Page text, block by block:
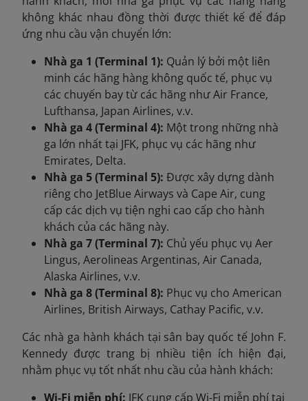
không khác nhau đồng thời được thiết kế để đáp
ứng nhu cầu vận chuyển lớn:
Nhà ga 1 (Terminal 1): Quản lý bởi một liên
minh các hãng hàng không quốc tế, phục vụ
các chuyến bay từ các hãng như Air France,
Lufthansa, Japan Airlines, v.v.
Nhà ga 4 (Terminal 4): Một trong những nhà
ga lớn nhất tại JFK, phục vụ các hãng như
Emirates, Delta.
Nhà ga 5 (Terminal 5): Được xây dựng dành
riêng cho JetBlue Airways và Cape Air, cung
cấp các dịch vụ tiện nghi cao cấp cho hành
khách của các hãng này.
Nhà ga 7 (Terminal 7): Chủ yếu phục vụ Aer
Lingus, Aerolineas Argentinas, Air Canada,
Alaska Airlines, v.v.
Nhà ga 8 (Terminal 8): Phục vụ cho American
Airlines, British Airways, Cathay Pacific, v.v.
Các nhà ga hành khách tại sân bay quốc tế John F.
Kennedy được trang bị nhiều tiện ích hiện đại,
nhằm phục vụ tốt nhất nhu cầu của hành khách:
Wi-Fi miễn phí: JFK cung cấp Wi-Fi miễn phí tại